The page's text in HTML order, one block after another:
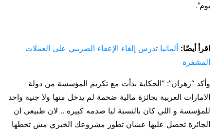
يوم”.
اقرأ أيضًا: ألمانيا تدرس إلغاء الإعفاء الضريبي على العملات
المشفرة
وأكد “زهران”: “الحكاية بدأت مع تكريم المؤسسة من دولة
الامارات العربية بجائزة مالية ضخمة لم يدخل منها ولا جنية واحد
للمؤسسة و اللي كان بالنسبة ليا صدمه كبيره .. لان طبيعي ان
الجائزة تحصل عليها عشان تطور مشروعك الخيري مش تحطها